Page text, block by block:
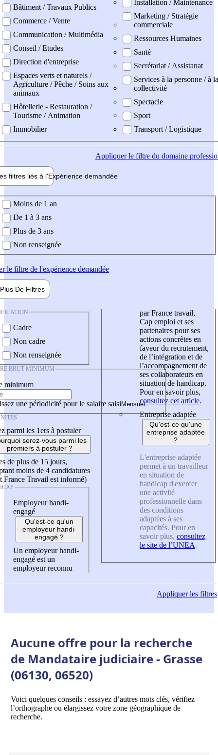
Bâtiment / Travaux Publics
Commerce / Vente
Communication / Multimédia
Conseil / Etudes
Direction d'entreprise
Espaces verts et naturels /
Agriculture / Pêche / Soins aux
animaux
Hôtellerie - Restauration /
Tourisme / Animation
Immobilier
Installation / Maintenance
Marketing / Stratégie
commerciale
Ressources Humaines
Santé
Secrétariat / Assistanat
Services à la personne / à la
collectivité
Spectacle
Sport
Transport / Logistique
Appliquerle filtre du domaine
filtres liés à l'Expérience demandée
demandée
Moins de 1 an
De 1 à 3 ans
Plus de 3 ans
Non renseignée
le filtre de l'expérience demandée
Plus De Filtres
Cadre
Non cadre
Non renseignée
BRUT MINIMUM
minimum
une périodicité pour le salaire saisi
parmi les 1ers à postuler
serez-vous parmi les
premiers à postuler ?
de plus de 15 jours,
moins de 4 candidatures
France Travail est informé)
Employeur handi-
engagé
Qu'est-ce qu'un
employeur handi-
engagé ?
Un employeur handi-
engagé est un
employeur reconnu
par France travail,
Cap emploi et ses
partenaires pour ses
actions concrètes en
faveur du recrutement,
de l’intégration et de
l’accompagnement de
ses collaborateurs en
situation de handicap.
Pour en savoir plus,
consultez cet article.
Entreprise adaptée
Qu'est-ce qu'une
entreprise adaptée
?
L'entreprise adaptée
permet à un travailleur
en situation de
handicap d'exercer
une activité
professionnelle dans
des conditions
adaptées à ses
capacités. Pour en
savoir plus, consultez
le site de l’UNEA.
Appliquerles filtres
Aucune offre pour la recherche
de Mandataire judiciaire - Grasse
(06130, 06520)
Voici quelques conseils : essayez d’autres mots clés, vérifiez
l’orthographe ou élargissez votre zone géographique de
recherche.